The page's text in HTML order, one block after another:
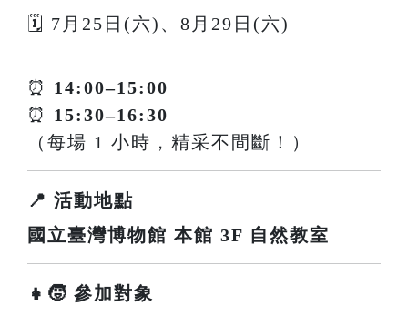
🗓 7月25日(六)、8月29日(六)
⏰ 14:00–15:00
⏰ 15:30–16:30
（每場 1 小時，精采不間斷！）
📍 活動地點
國立臺灣博物館 本館 3F 自然教室
👧🧒 參加對象